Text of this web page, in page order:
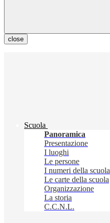
close
Scuola
Panoramica
Presentazione
I luoghi
Le persone
I numeri della scuola
Le carte della scuola
Organizzazione
La storia
C.C.N.L.